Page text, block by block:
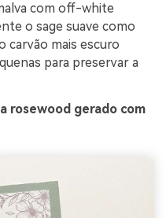
com off-white
o sage suave como
carvão mais escuro
para preservar a
rosewood gerado com